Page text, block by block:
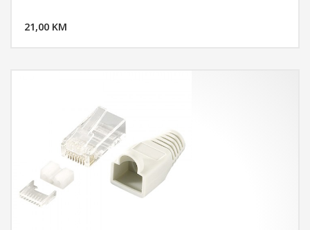
21,00 KM